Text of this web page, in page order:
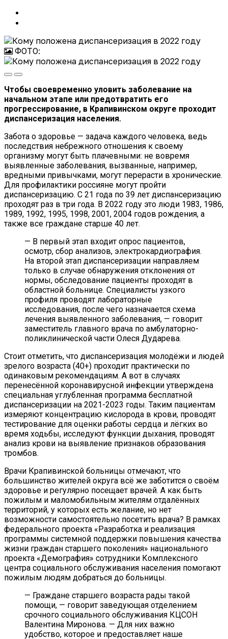
ФОТО:
Чтобы своевременно уловить заболевание на
начальном этапе или предотвратить его
прогрессирование, в Крапивинском округе проходит
диспансеризация населения.
Забота о здоровье — задача каждого человека, ведь
последствия небрежного отношения к своему
организму могут быть плачевными: не вовремя
выявленные заболевания, вызванные, например,
вредными привычками, могут перерасти в хронические.
Для профилактики россияне могут пройти
диспансеризацию. С 21 года по 39 лет диспансеризацию
проходят раз в три года. В 2022 году это люди 1983, 1986,
1989, 1992, 1995, 1998, 2001, 2004 годов рождения, а
также все граждане старше 40 лет.
— В первый этап входит опрос пациентов,
осмотр, сбор анализов, электрокардиография.
На второй этап диспансеризации направляем
только в случае обнаружения отклонения от
нормы, обследование пациенты проходят в
областной больнице. Специалисты узкого
профиля проводят лабораторные
исследования, после чего назначается схема
лечения выявленного заболевания, — говорит
заместитель главного врача по амбулаторно-
поликлинической части Олеся Дударева.
Стоит отметить, что диспансеризация молодёжи и людей
зрелого возраста (40+) проходит практически по
одинаковым рекомендациям. А вот в случаях
перенесённой коронавирусной инфекции утверждена
специальная углубленная программа бесплатной
диспансеризации на 2021-2023 годы. Таким пациентам
измеряют концентрацию кислорода в крови, проводят
тестирование для оценки работы сердца и лёгких во
время ходьбы, исследуют функции дыхания, проводят
анализ крови на выявление признаков образования
тромбов.
Врачи Крапивинской больницы отмечают, что
большинство жителей округа всё же заботится о своём
здоровье и регулярно посещает врачей. А как быть
пожилым и маломобильным жителям отдалённых
территорий, у которых есть желание, но нет
возможности самостоятельно посетить врача? В рамках
федерального проекта «Разработка и реализация
программы системной поддержки повышения качества
жизни граждан старшего поколения» национального
проекта «Демография» сотрудники Комплексного
центра социального обслуживания населения помогают
пожилым людям добраться до больницы.
— Граждане старшего возраста рады такой
помощи, — говорит заведующая отделением
срочного социального обслуживания КЦСОН
Валентина Миронова. — Для них важно
удобство, которое и предоставляет наше